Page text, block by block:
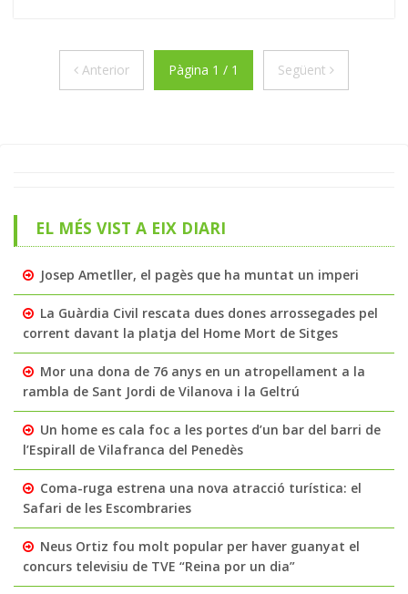
AnteriorAnteriorPàgina 1 / 1 Següent
EL MÉS VIST A EIX DIARI
Josep Ametller, el pagès que ha muntat un imperi
La Guàrdia Civil rescata dues dones arrossegades pel
corrent davant la platja del Home Mort de Sitges
Mor una dona de 76 anys en un atropellament a la
rambla de Sant Jordi de Vilanova i la Geltrú
Un home es cala foc a les portes d’un bar del barri de
l’Espirall de Vilafranca del Penedès
Coma-ruga estrena una nova atracció turística: el
Safari de les Escombraries
Neus Ortiz fou molt popular per haver guanyat el
concurs televisiu de TVE “Reina por un dia”